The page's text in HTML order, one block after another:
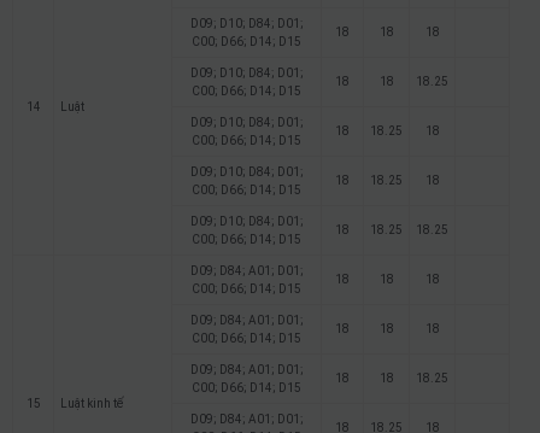
14 Luật
D09; D10; D84; D01;
C00; D66; D14; D15
18 18 18
D09; D10; D84; D01;
C00; D66; D14; D15
18 18 18.25
D09; D10; D84; D01;
C00; D66; D14; D15
18 18.25 18
D09; D10; D84; D01;
C00; D66; D14; D15
18 18.25 18
D09; D10; D84; D01;
C00; D66; D14; D15
18 18.25 18.25
15 Luật kinh tế
D09; D84; A01; D01;
C00; D66; D14; D15
18 18 18
D09; D84; A01; D01;
C00; D66; D14; D15
18 18 18
D09; D84; A01; D01;
C00; D66; D14; D15
18 18 18.25
D09; D84; A01; D01;
18 18.25 18